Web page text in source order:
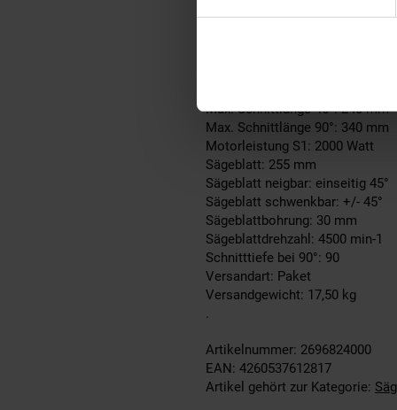
Breite der Verpackung: 480 mm
Max. Schnittlänge 45°: 240 mm
Max. Schnittlänge 90°: 340 mm
Motorleistung S1: 2000 Watt
Sägeblatt: 255 mm
Sägeblatt neigbar: einseitig 45°
Sägeblatt schwenkbar: +/- 45°
Sägeblattbohrung: 30 mm
Sägeblattdrehzahl: 4500 min-1
Schnitttiefe bei 90°: 90
Versandart: Paket
Versandgewicht: 17,50 kg
.
Artikelnummer: 2696824000
EAN: 4260537612817
Artikel gehört zur Kategorie: